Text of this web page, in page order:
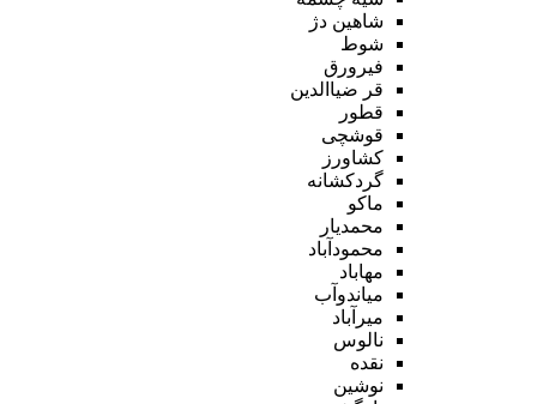
شاهین دژ
شوط
فیرورق
قر ضیاالدین
قطور
قوشچی
کشاورز
گردکشانه
ماکو
محمدیار
محمودآباد
مهاباد
میاندوآب
میرآباد
نالوس
نقده
نوشین